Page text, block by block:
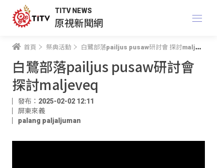
TITV NEWS
原視新聞網
首頁 祭典活動 白鷺部落pailjus pusaw研討會 探討maljeveq
白鷺部落pailjus pusaw研討會
探討maljeveq
發布：2025-02-02 12:11
屏東來義
palang paljaljuman